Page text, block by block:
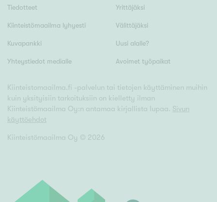
Tiedotteet
Kiinteistömaailma lyhyesti
Kuvapankki
Yhteystiedot medialle
Yrittäjäksi
Välittäjäksi
Uusi alalle?
Avoimet työpaikat
Kiinteistomaailma.fi -palvelun tai tietojen käyttäminen muihin
kuin yksityisiin tarkoituksiin on kielletty ilman
Kiinteistömaailma Oy:n antamaa kirjallista lupaa. Sivun
käyttöehdot
Kiinteistömaailma Oy © 2026